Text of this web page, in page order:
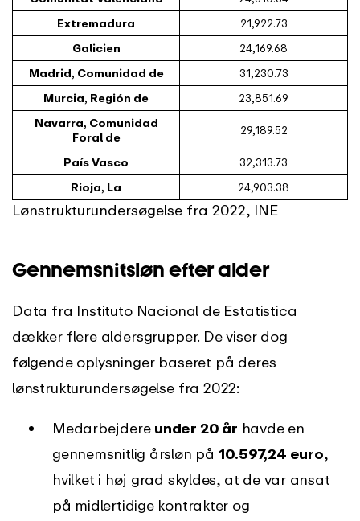
Extremadura
21,922.73
Galicien
24,169.68
Madrid, Comunidad de
31,230.73
Murcia, Región de
23,851.69
Navarra, Comunidad
Foral de
29,189.52
País Vasco
32,313.73
Rioja, La
24,903.38
Lønstrukturundersøgelse fra 2022, INE
Gennemsnitsløn efter alder
Data fra Instituto Nacional de Estatistica
dækker flere aldersgrupper. De viser dog
følgende oplysninger baseret på deres
lønstrukturundersøgelse fra 2022:
Medarbejdere under 20 år havde en
gennemsnitlig årsløn på 10.597,24 euro,
hvilket i høj grad skyldes, at de var ansat
på midlertidige kontrakter og